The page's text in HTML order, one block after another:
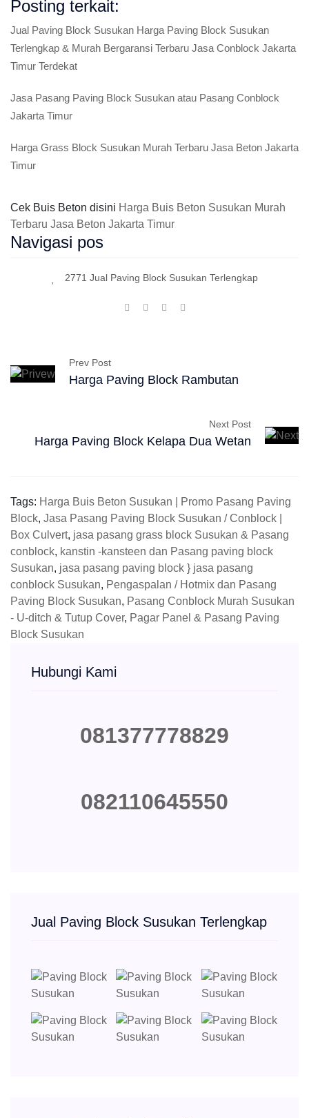
Posting terkait:
Jual Paving Block Susukan Harga Paving Block Susukan
Terlengkap & Murah Bergaransi Terbaru Jasa Conblock Jakarta
Timur Terdekat
Jasa Pasang Paving Block Susukan atau Pasang Conblock
Jakarta Timur
Harga Grass Block Susukan Murah Terbaru Jasa Beton Jakarta
Timur
Cek Buis Beton disini Harga Buis Beton Susukan Murah
Terbaru Jasa Beton Jakarta Timur
Navigasi pos
2771 Jual Paving Block Susukan Terlengkap
Prev Post
Harga Paving Block Rambutan
Next Post
Harga Paving Block Kelapa Dua Wetan
Tags: Harga Buis Beton Susukan | Promo Pasang Paving
Block, Jasa Pasang Paving Block Susukan / Conblock |
Box Culvert, jasa pasang grass block Susukan & Pasang
conblock, kanstin -kansteen dan Pasang paving block
Susukan, jasa pasang paving block } jasa pasang
conblock Susukan, Pengaspalan / Hotmix dan Pasang
Paving Block Susukan, Pasang Conblock Murah Susukan
- U-ditch & Tutup Cover, Pagar Panel & Pasang Paving
Block Susukan
Hubungi Kami
081377778829
082110645550
Jual Paving Block Susukan Terlengkap